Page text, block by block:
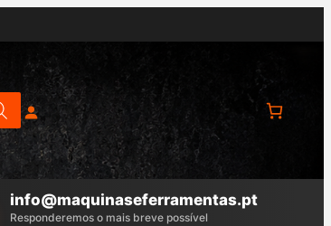
info@maquinaseferramentas.pt
Responderemos o mais breve possível